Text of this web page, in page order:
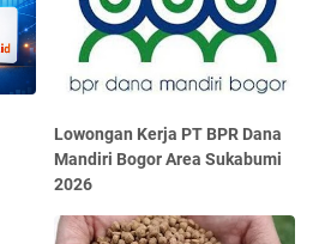
Lowongan Kerja PT BPR Dana
Mandiri Bogor Area Sukabumi
2026